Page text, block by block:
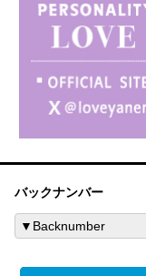
バックナンバー